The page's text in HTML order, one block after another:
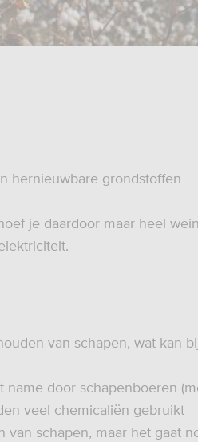
hernieuwbare grondstoffen
je daardoor maar heel
van schapen, wat kan
door schapenboeren
veel chemicaliën gebruikt
schapen, maar het gaat